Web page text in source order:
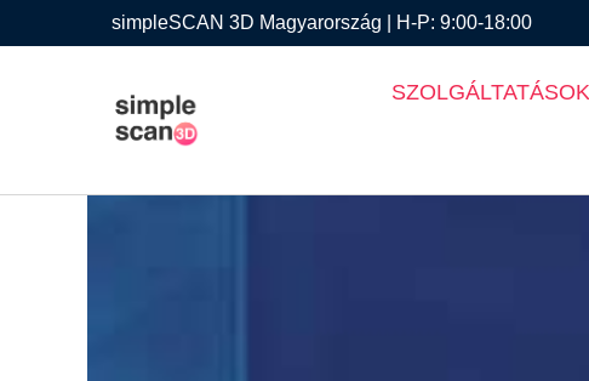
simpleSCAN 3D Magyarország | H-P: 9:00-18:00
SZOLGÁLTATÁSOK